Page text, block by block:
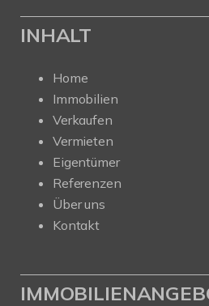
INHALT
Home
Immobilien
Verkaufen
Vermieten
Eigentümer
Referenzen
Über uns
Kontakt